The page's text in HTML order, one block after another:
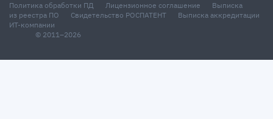
© 2011–2026
Политика обработки ПД Лицензионное соглашение
Выписка
из реестра ПО
Свидетельство РОСПАТЕНТ
Выписка аккредитации
ИТ-компании